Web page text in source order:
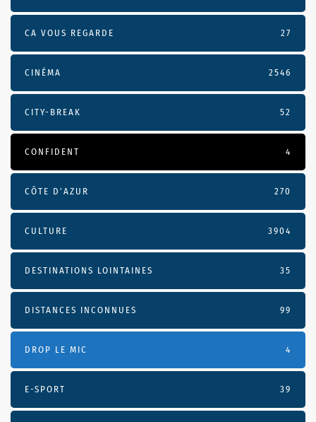
CA VOUS REGARDE 27
CINÉMA 2546
CITY-BREAK 52
CONFIDENT 4
CÔTE D’AZUR 270
CULTURE 3904
DESTINATIONS LOINTAINES 35
DISTANCES INCONNUES 99
DROP LE MIC 4
E-SPORT 39